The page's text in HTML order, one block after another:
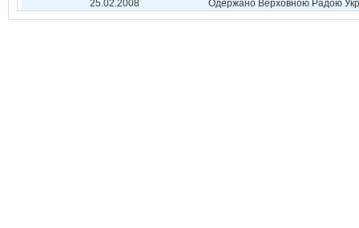
25.02.2008
Одержано Верховною Радою